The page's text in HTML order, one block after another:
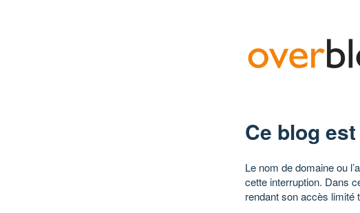
Ce blog
Le nom de domaine ou
cette interruption. Dans
rendant son accès limité